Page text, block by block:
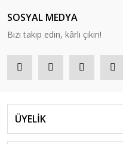
SOSYAL MEDYA
Bizi takip edin, kârlı çıkın!
ÜYELİK